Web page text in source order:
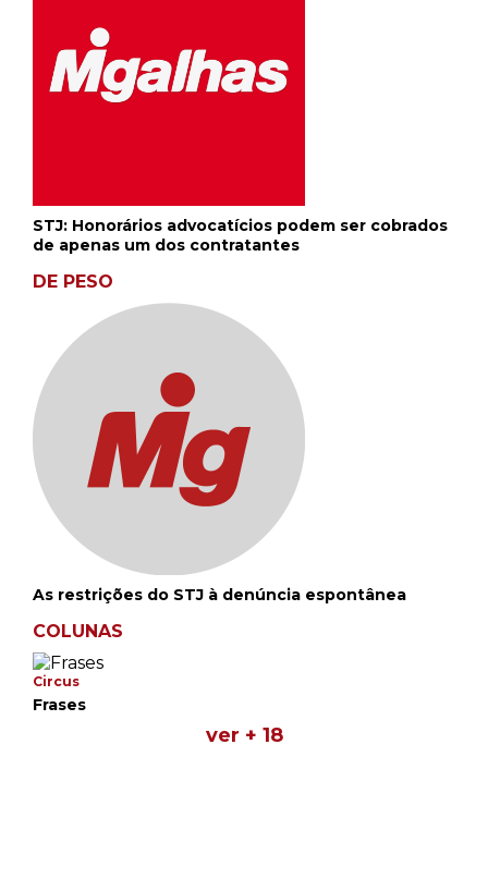
STJ: Honorários advocatícios podem ser cobrados
de apenas um dos contratantes
DE PESO
As restrições do STJ à denúncia espontânea
COLUNAS
Circus
Frases
ver + 18